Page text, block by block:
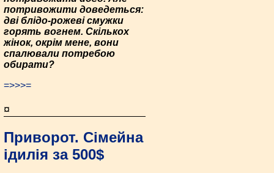
потривожити доведеться:
дві блідо-рожеві смужки
горять вогнем. Скількох
жінок, окрім мене, вони
спалювали потребою
обирати?
=>>>=
¤
Приворот. Сімейна
ідилія за 500$